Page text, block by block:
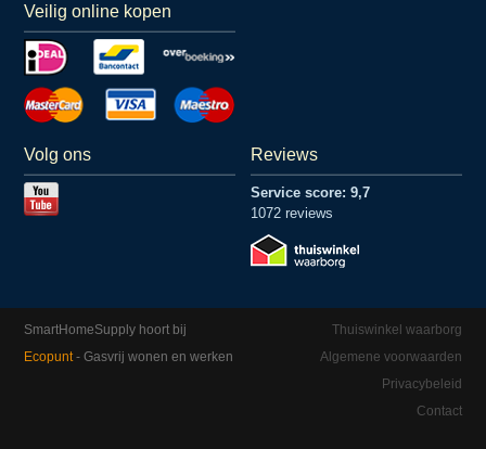
Veilig online kopen
Volg ons Reviews
Service score: 9,7
1072 reviews
SmartHomeSupply hoort bij
Ecopunt- Gasvrij wonen en werken
Thuiswinkel waarborg
Algemene voorwaarden
Privacybeleid
Contact